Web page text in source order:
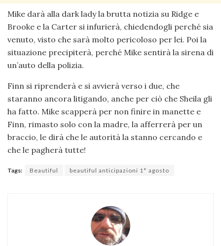
Mike darà alla dark lady la brutta notizia su Ridge e
Brooke e la Carter si infurierà, chiedendogli perché sia
venuto, visto che sarà molto pericoloso per lei. Poi la
situazione precipiterà, perché Mike sentirà la sirena di
un’auto della polizia.
Finn si riprenderà e si avvierà verso i due, che
staranno ancora litigando, anche per ciò che Sheila gli
ha fatto. Mike scapperà per non finire in manette e
Finn, rimasto solo con la madre, la afferrerà per un
braccio, le dirà che le autorità la stanno cercando e
che le pagherà tutte!
Tags: Beautiful beautiful anticipazioni 1° agosto